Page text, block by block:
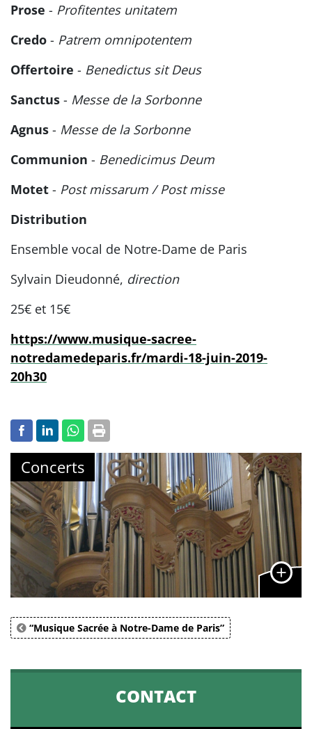
Prose - Profitentes unitatem
Credo - Patrem omnipotentem
Offertoire - Benedictus sit Deus
Sanctus - Messe de la Sorbonne
Agnus - Messe de la Sorbonne
Communion - Benedicimus Deum
Motet - Post missarum / Post misse
Distribution
Ensemble vocal de Notre-Dame de Paris
Sylvain Dieudonné, direction
25€ et 15€
https://www.musique-sacree-
notredamedeparis.fr/mardi-18-juin-2019-
20h30
Concerts
“Musique Sacrée à Notre-Dame de Paris”
CONTACT